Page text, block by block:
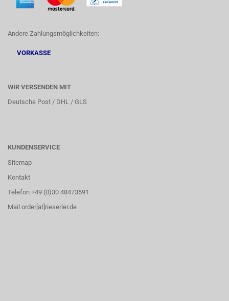
Andere Zahlungsmöglichkeiten:
VORKASSE
WIR VERSENDEN MIT
Deutsche Post / DHL / GLS
KUNDENSERVICE
Sitemap
Kontakt
Telefon +49 (0)30 48473591
Mail order[at]rieserler.de